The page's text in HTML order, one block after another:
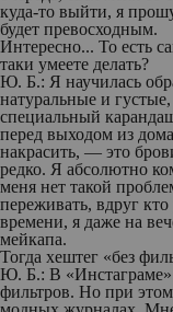
куда-то выйти, я
будет превосходным.
Интересно... То есть
таки умеете делать?
Ю. Б.: Я научилась
натуральные и
специальный
перед выходом из
накрасить, — это
редко. Я абсолютно
меня нет такой
переживать, вдруг
времени, я даже на
мейкапа.
Тогда хештег «без
Ю. Б.: В
фильтров. Но при